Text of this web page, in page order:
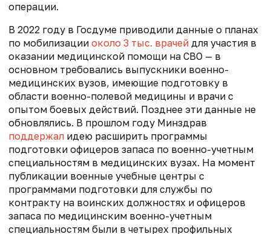
операции.
В 2022 году в Госдуме приводили данные о планах
по мобилизации около 3 тыс. врачей для участия в
оказании медицинской помощи на СВО — в
основном требовались выпускники военно-
медицинских вузов, имеющие подготовку в
области военно-полевой медицины и врачи с
опытом боевых действий. Позднее эти данные не
обновлялись. В прошлом году Минздрав
поддержал идею расширить программы
подготовки офицеров запаса по военно-учетным
специальностям в медицинских вузах. На момент
публикации военные учебные центры с
программами подготовки для службы по
контракту на воинских должностях и офицеров
запаса по медицинским военно-учетным
специальностям были в четырех профильных